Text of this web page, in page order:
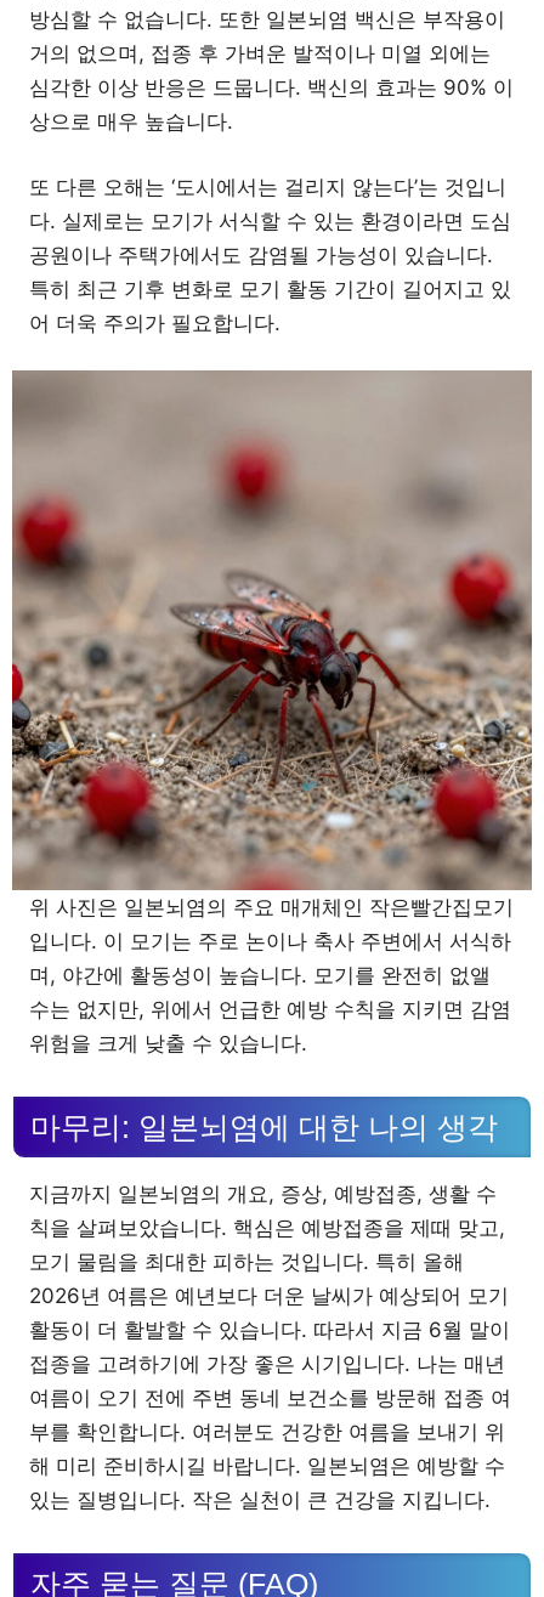
방심할 수 없습니다. 또한 일본뇌염 백신은 부작용이
거의 없으며, 접종 후 가벼운 발적이나 미열 외에는
심각한 이상 반응은 드뭅니다. 백신의 효과는 90% 이
상으로 매우 높습니다.
또 다른 오해는 ‘도시에서는 걸리지 않는다’는 것입니
다. 실제로는 모기가 서식할 수 있는 환경이라면 도심
공원이나 주택가에서도 감염될 가능성이 있습니다.
특히 최근 기후 변화로 모기 활동 기간이 길어지고 있
어 더욱 주의가 필요합니다.
위 사진은 일본뇌염의 주요 매개체인 작은빨간집모기
입니다. 이 모기는 주로 논이나 축사 주변에서 서식하
며, 야간에 활동성이 높습니다. 모기를 완전히 없앨
수는 없지만, 위에서 언급한 예방 수칙을 지키면 감염
위험을 크게 낮출 수 있습니다.
마무리: 일본뇌염에 대한 나의 생각
지금까지 일본뇌염의 개요, 증상, 예방접종, 생활 수
칙을 살펴보았습니다. 핵심은 예방접종을 제때 맞고,
모기 물림을 최대한 피하는 것입니다. 특히 올해
2026년 여름은 예년보다 더운 날씨가 예상되어 모기
활동이 더 활발할 수 있습니다. 따라서 지금 6월 말이
접종을 고려하기에 가장 좋은 시기입니다. 나는 매년
여름이 오기 전에 주변 동네 보건소를 방문해 접종 여
부를 확인합니다. 여러분도 건강한 여름을 보내기 위
해 미리 준비하시길 바랍니다. 일본뇌염은 예방할 수
있는 질병입니다. 작은 실천이 큰 건강을 지킵니다.
자주 묻는 질문 (FAQ)